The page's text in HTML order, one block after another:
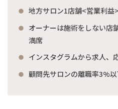
地方サロン1店舗<営業利益
オーナーは施術をしない店
満席
インスタグラムから求人、
顧問先サロンの離職率3%